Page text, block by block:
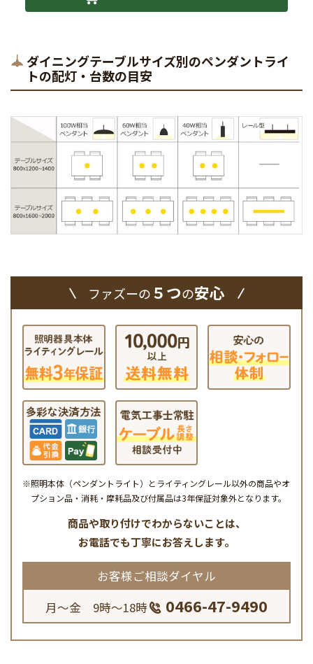
ダイニングテーブルサイズ別のペンダントライ
トの配灯・台数の目安
ファズーの５つの安心
※照明本体（ペンダントライト）とライティングレール以外の商品やオ
プション品・消耗・摩耗品及び付属品は3年保証対象外となります。
商品や取り付けでわからないことは、
お電話でも丁寧にお答えします。
お客様ご相談ダイヤル
月～金 9時～18時
0466-47-9490